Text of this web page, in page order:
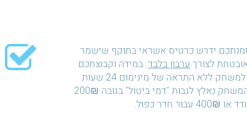
ידרש כרטיס אשראי בתוקף שישמר
לצורךערבון בלבד. במידה וקבוצתכם
לא תתייצב למשחק ללא התראה של מינימום 24 שעות
לפני מועד המשחק נאלץ לגבות "דמי ביטול" בגובה 200₪
חדר כפול.